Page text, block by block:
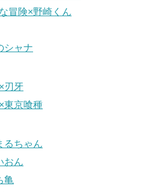
冒険×野崎くん
シャナ
刃牙
東京喰種
るちゃん
おん
亀